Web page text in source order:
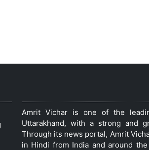
Amrit Vichar is one of the
Uttarakhand, with a strong and
Through its news portal, Amrit
in Hindi from India and around